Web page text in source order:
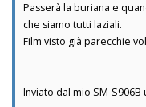
Passerà la buriana e
che siamo tutti laziali.
Film visto già parecchie
Inviato dal mio SM-